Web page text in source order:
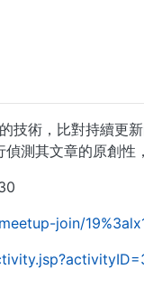
技術，比對持續
測其文章的原創性
join/